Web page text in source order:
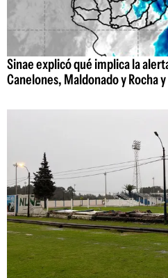
Sinae explicó qué implica la
Canelones, Maldonado y Rocha